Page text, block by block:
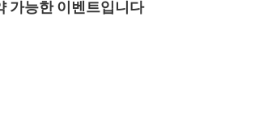
가능한 이벤트입니다